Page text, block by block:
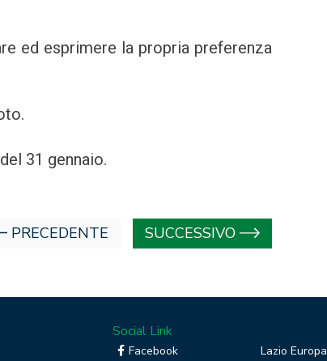
ed esprimere la propria preferenza
31 gennaio.
PRECEDENTE SUCCESSIVO
Social Link
Facebook Lazio Europa